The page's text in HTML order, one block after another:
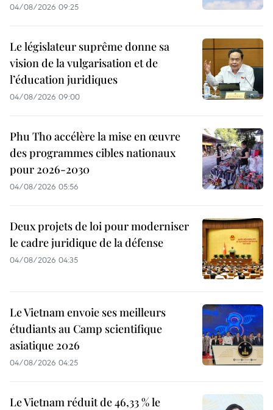
04/08/2026 09:25
Le législateur suprême donne sa
vision de la vulgarisation et de
l’éducation juridiques
04/08/2026 09:00
Phu Tho accélère la mise en œuvre
des programmes cibles nationaux
pour 2026-2030
04/08/2026 05:56
Deux projets de loi pour moderniser
le cadre juridique de la défense
04/08/2026 04:35
Le Vietnam envoie ses meilleurs
étudiants au Camp scientifique
asiatique 2026
04/08/2026 04:25
Le Vietnam réduit de 46,33 % le